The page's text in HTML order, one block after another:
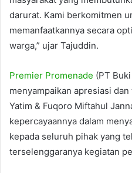
darurat. Kami berkomitmen
memanfaatkannya secara
warga,” ujar Tajuddin.
Premier Promenade (PT
menyampaikan apresiasi
Yatim & Fuqoro Miftahul
kepercayaannya dalam
kepada seluruh pihak yang
terselenggaranya kegiatan